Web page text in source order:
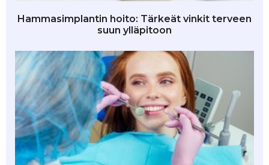
Hammasimplantin hoito: Tärkeät vinkit terveen
suun ylläpitoon